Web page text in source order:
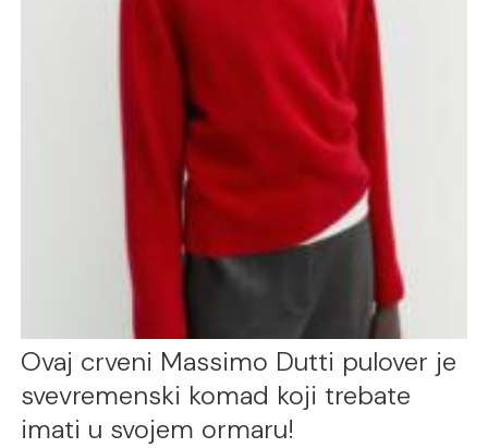
Ovaj crveni Massimo Dutti pulover je
svevremenski komad koji trebate
imati u svojem ormaru!